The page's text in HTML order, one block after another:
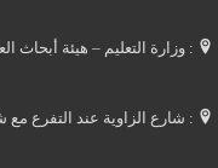
: وزارة التعليم – هيئة أبحاث
: شارع الزاوية عند التفرع